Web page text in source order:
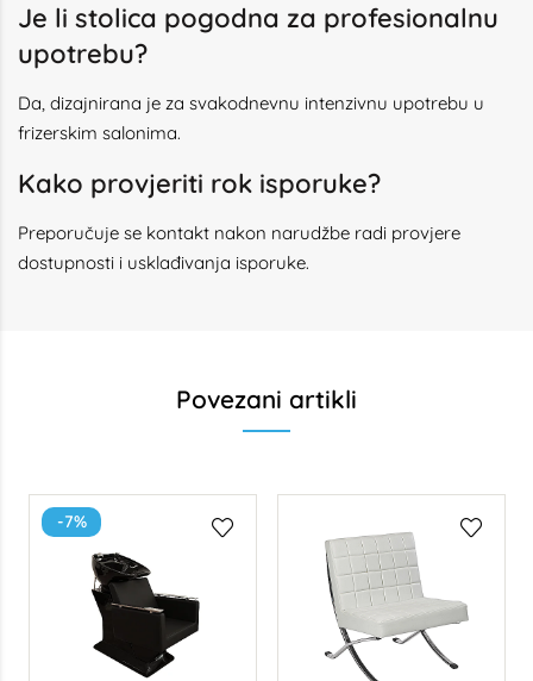
Je li stolica pogodna za profesionalnu
upotrebu?
Da, dizajnirana je za svakodnevnu intenzivnu upotrebu u
frizerskim salonima.
Kako provjeriti rok isporuke?
Preporučuje se kontakt nakon narudžbe radi provjere
dostupnosti i usklađivanja isporuke.
Povezani artikli
-7%